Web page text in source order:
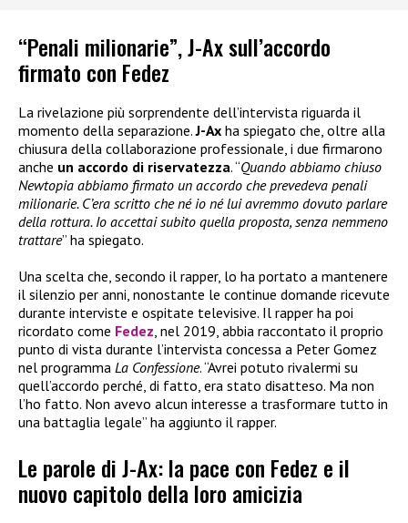
“Penali milionarie”, J-Ax sull’accordo
firmato con Fedez
La rivelazione più sorprendente dell’intervista riguarda il
momento della separazione.J-Ax ha spiegato che, oltre alla
chiusura della collaborazione professionale, i due firmarono
anche un accordo di riservatezza. “Quando abbiamo chiuso
Newtopia abbiamo firmato un accordo che prevedeva penali
milionarie. C’era scritto che né io né lui avremmo dovuto parlare
della rottura. Io accettai subito quella proposta, senza nemmeno
trattare” ha spiegato.
Una scelta che, secondo il rapper, lo ha portato a mantenere
il silenzio per anni, nonostante le continue domande ricevute
durante interviste e ospitate televisive. Il rapper ha poi
ricordato come Fedez, nel 2019, abbia raccontato il proprio
punto di vista durante l’intervista concessa a Peter Gomez
nel programma La Confessione. “Avrei potuto rivalermi su
quell’accordo perché, di fatto, era stato disatteso. Ma non
l’ho fatto. Non avevo alcun interesse a trasformare tutto in
una battaglia legale” ha aggiunto il rapper.
Le parole di J-Ax: la pace con Fedez e il
nuovo capitolo della loro amicizia